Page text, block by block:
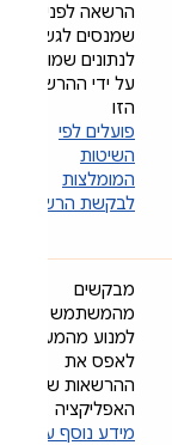
הרשאה לפני
שמנסים לגשת
לנתונים שמוגנים
על ידי ההרשאה
הזו
פועלים לפי
השיטות
המומלצות
לבקשת הרשאות
מבקשים
מהמשתמש
למנוע מהמערכת
לאפס את
ההרשאות של
האפליקציה
מידע נוסף על